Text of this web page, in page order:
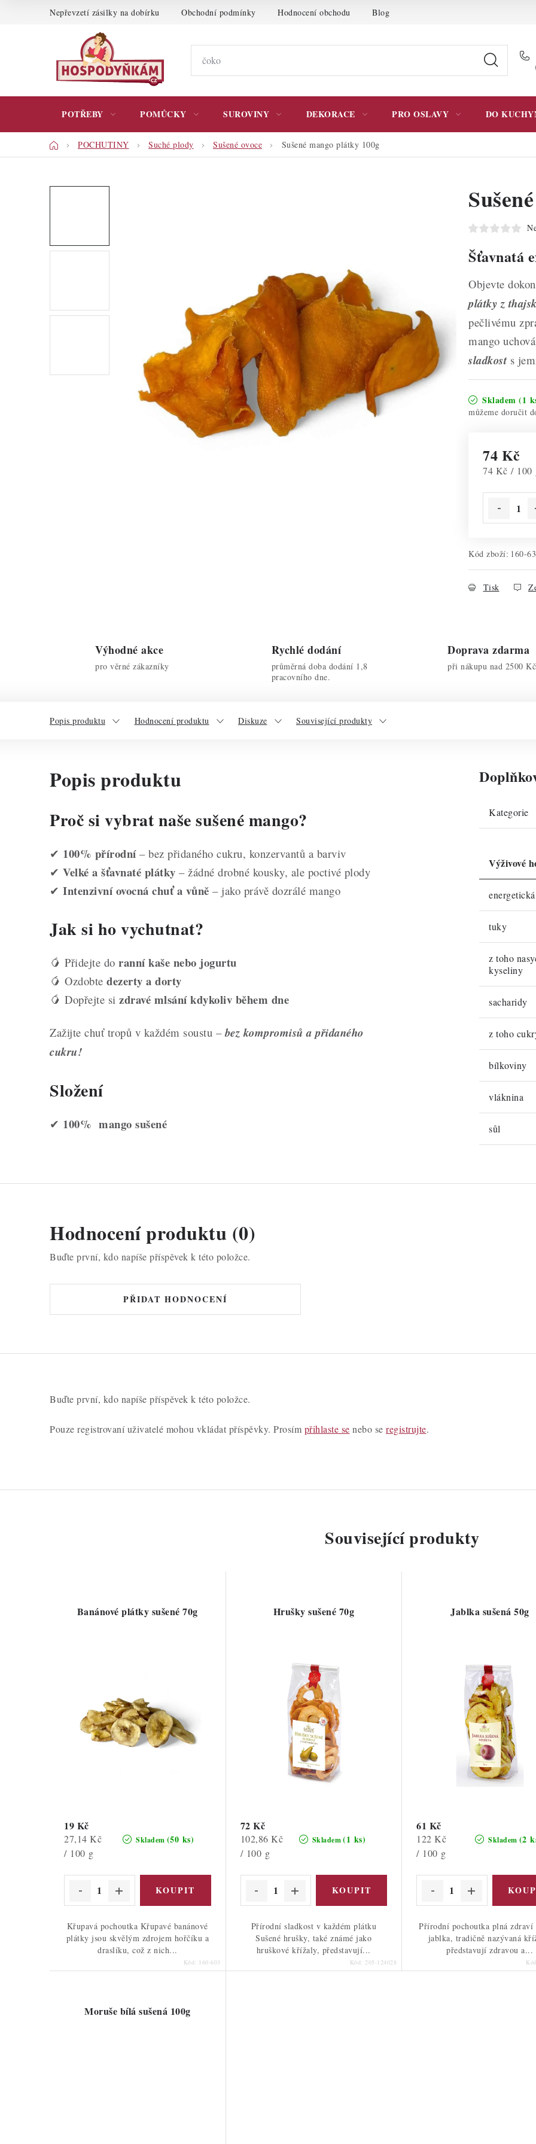
Nepřevzetí zásilky na dobírku Obchodní podmínky Hodnocení obchodu Blog
POTŘEBY POMŮCKY SUROVINY DEKORACE PRO OSLAVY DO
DomůPOCHUTINY Suché plody Sušené ovoce Sušené mango plátky 100g
Šťavnatá
Objevte
plátky z
pečlivému
mango
sladkosts
Skladem (1
74 Kč
Měrná cena:
74 Kč / 100
Kód zboží: 160-
Tisk
Výhodné akce
pro věrné zákazníky
Rychlé dodání
průměrná doba dodání 1,8
pracovního dne.
Doprava zdarma
při nákupu nad 2500 Kč
Popis produktu Hodnocení produktu Diskuze Související produkty
Popis produktu
Proč si vybrat naše sušené mango?
✔ 100% přírodní– bez přidaného cukru, konzervantů a barviv
✔ Velké a šťavnaté plátky – žádné drobné kousky, ale poctivé plody
✔ Intenzivní ovocná chuť a vůně – jako právě dozrálé mango
Jak si ho vychutnat?
🥭 Přidejte do ranní kaše nebo jogurtu
🥭 Ozdobte dezerty a dorty
🥭 Dopřejte si zdravé mlsání kdykoliv během dne
Zažijte chuť tropů v každém soustu –bez kompromisů a přidaného
cukru!
Složení
✔ 100% mango sušené
Kategorie
Výživové
tuky
z toho
kyseliny
sacharidy
z toho
bílkoviny
vláknina
sůl
Hodnocení produktu (0)
Buďte první, kdo napíše příspěvek k této položce.
PŘIDAT HODNOCENÍ
Buďte první, kdo napíše příspěvek k této položce.
Pouze registrovaní uživatelé mohou vkládat příspěvky. Prosím přihlaste se nebo se registrujte.
Související produkty
Banánové plátky sušené 70g
Skladem (50 ks)
19 Kč
Měrná
cena:
27,14 Kč
/ 100 g
Křupavá pochoutka Křupavé banánové
plátky jsou skvělým zdrojem hořčíku a
draslíku, což z nich...
Kód: 160-603
Hrušky sušené 70g
Skladem(1 ks)
72 Kč
Měrná
cena:
102,86 Kč
/ 100 g
Přírodní sladkost v každém plátku
Sušené hrušky, také známé jako
hruškové křížaly, představují...
Kód: 205-124028
Jablka sušená 50g
Skladem (2
61 Kč
Měrná
cena:
122 Kč
/ 100 g
Přírodní pochoutka plná zdraví
jablka, tradičně nazývaná
představují zdravou a...
Moruše bílá sušená 100g